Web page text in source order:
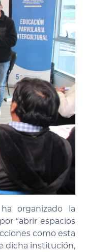
organizado la
“abrir espacios
como esta
dicha institución,